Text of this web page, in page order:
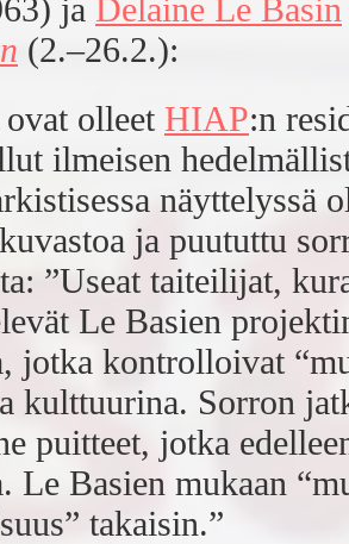
ja Delaine Le Basin
(2.–26.2.):
olleet HIAP:n
ilmeisen
näyttelyssä
ja puututtu
”Useat taiteilijat,
Le Basien
jotka kontrolloivat
kulttuurina. Sorron
puitteet, jotka
Le Basien mukaan
takaisin.”